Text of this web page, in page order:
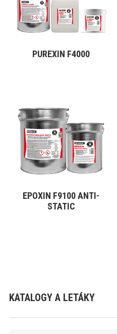
KATALOGY A LETÁKY
VYBRAT VARIANTU
vybrat
na
stránce
PUREXIN F4000
VYBRAT VARIANTU
více
variant.
Varianty
vybrat
stránce
EPOXIN F9100 ANTI-
STATIC